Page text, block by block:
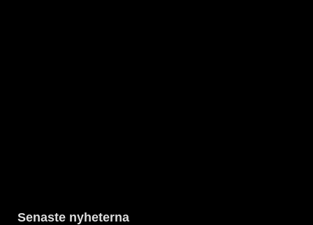
Senaste nyheterna